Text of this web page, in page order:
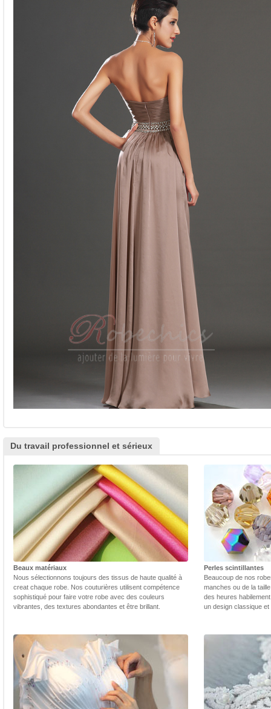
Du travail professionnel et sérieux
Beaux matériaux
Nous sélectionnons toujours des tissus de haute qualité à
creat chaque robe. Nos couturières utilisent compétence
sophistiqué pour faire votre robe avec des couleurs
vibrantes, des textures abondantes et être brillant.
Perles scintillantes
Beaucoup de nos
manches ou de la
des heures
un design classique